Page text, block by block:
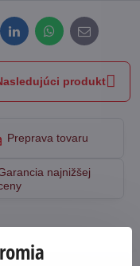
LinkedInWhatsApp
E-
mail
produkt
Preprava tovaru
najnižšej